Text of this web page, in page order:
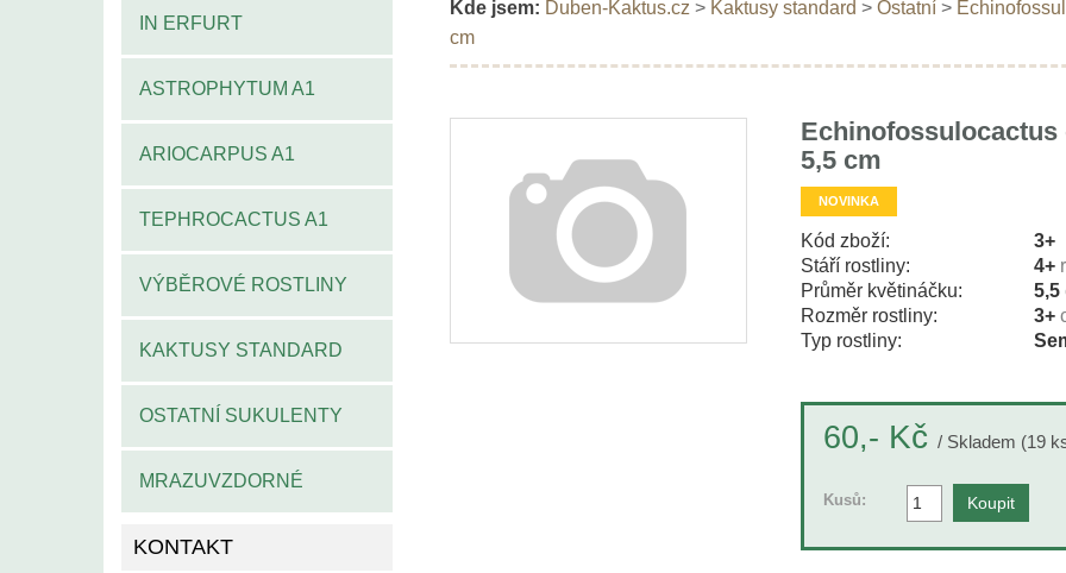
IN ERFURT
ASTROPHYTUM A1
ARIOCARPUS A1
TEPHROCACTUS A1
VÝBĚROVÉ ROSTLINY
KAKTUSY STANDARD
OSTATNÍ SUKULENTY
MRAZUVZDORNÉ
KONTAKT
Kde jsem: Duben-Kaktus.cz > Kaktusy standard > Ostatní>
cm
5,5 cm
NOVINKA
Kód zboží:
3+
Stáří rostliny:
4+
Průměr květináčku:
5,5
Rozměr rostliny:
3+
Typ rostliny:
60,- Kč / Skladem (19
Kusů: